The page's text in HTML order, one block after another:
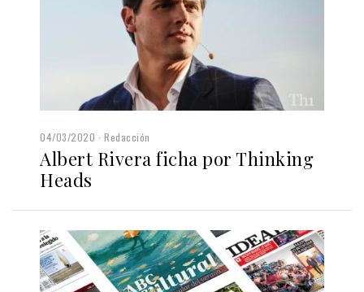
04/03/2020 Redacción
Albert Rivera ficha por Thinking
Heads